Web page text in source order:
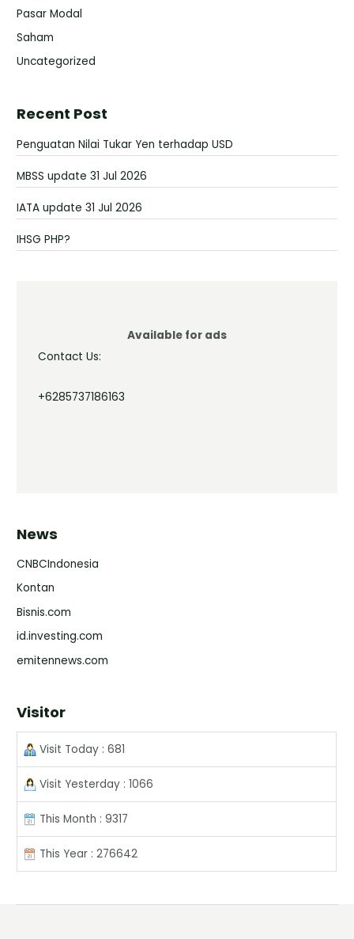
Pasar Modal
Saham
Uncategorized
Recent Post
Penguatan Nilai Tukar Yen terhadap USD
MBSS update 31 Jul 2026
IATA update 31 Jul 2026
IHSG PHP?
Available for ads
Contact Us:
+6285737186163
News
CNBCIndonesia
Kontan
Bisnis.com
id.investing.com
emitennews.com
Visitor
Visit Today : 681
Visit Yesterday : 1066
This Month : 9317
This Year : 276642